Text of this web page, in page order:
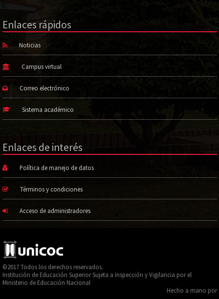
Enlaces rápidos
Noticias
Campus virtual
Correo electrónico
Sistema académico
Enlaces de interés
Política de manejo de datos
Términos y condiciones
Acceso de administradores
©2017 Todos los derechos reservados.
Institución de Educación Superior Sujeta a Inspección y Vigilancia por el
Ministerio de Educación Nacional
Hecho a mano por